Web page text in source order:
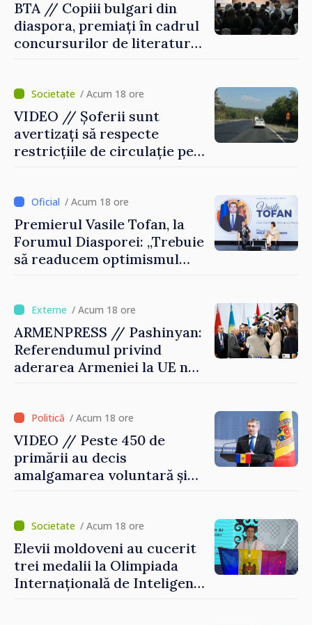
BTA // Copiii bulgari din
diaspora, premiați în cadrul
concursurilor de literatură,
Bulgarii din Străinătate
/ Acum 18 ore
VIDEO // Șoferii sunt
avertizați să respecte
restricțiile de circulație pe
reparație/ Acum 18 ore
Premierul Vasile Tofan, la
Forumul Diasporei: „Trebuie
să readucem optimismul
direcția corectă”
/ Acum 18 ore
ARMENPRESS // Pashinyan:
Referendumul privind
aderarea Armeniei la UE nu
/ Acum 18 ore
VIDEO // Peste 450 de
primării au decis
amalgamarea voluntară și
Grosu: „Este important să
depășim blocajele și să dăm o
șansă localităților să se
dezvolte”
/ Acum 18 ore
Elevii moldoveni au cucerit
trei medalii la Olimpiada
Internațională de Inteligență